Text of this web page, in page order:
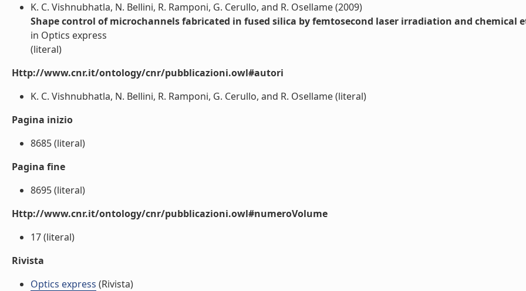
K. C. Vishnubhatla, N. Bellini, R. Ramponi, G. Cerullo, and R. Osellame (2009)
Shape control of microchannels fabricated in fused silica by femtosecond laser irradiation and chemical
in Optics express
(literal)
Http://www.cnr.it/ontology/cnr/pubblicazioni.owl#autori
K. C. Vishnubhatla, N. Bellini, R. Ramponi, G. Cerullo, and R. Osellame (literal)
Pagina inizio
8685 (literal)
Pagina fine
8695 (literal)
Http://www.cnr.it/ontology/cnr/pubblicazioni.owl#numeroVolume
17 (literal)
Rivista
Optics express (Rivista)